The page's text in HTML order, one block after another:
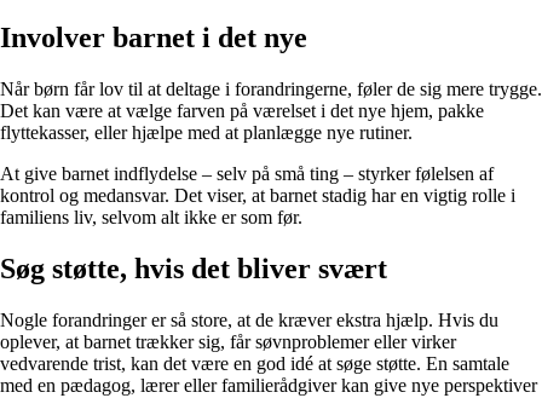
Involver barnet i det nye
Når børn får lov til at deltage i forandringerne, føler de sig mere trygge.
Det kan være at vælge farven på værelset i det nye hjem, pakke
flyttekasser, eller hjælpe med at planlægge nye rutiner.
At give barnet indflydelse – selv på små ting – styrker følelsen af
kontrol og medansvar. Det viser, at barnet stadig har en vigtig rolle i
familiens liv, selvom alt ikke er som før.
Søg støtte, hvis det bliver svært
Nogle forandringer er så store, at de kræver ekstra hjælp. Hvis du
oplever, at barnet trækker sig, får søvnproblemer eller virker
vedvarende trist, kan det være en god idé at søge støtte. En samtale
med en pædagog, lærer eller familierådgiver kan give nye perspektiver